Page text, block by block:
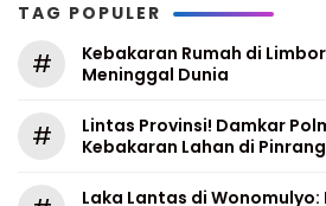
TAG POPULER
#
Kebakaran Rumah di
Meninggal Dunia
#
Lintas Provinsi! Damkar
Kebakaran Lahan di Pinrang
Laka Lantas di